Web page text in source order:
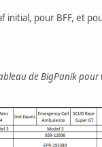
initial, pour BFF, et
de BigPanik pour